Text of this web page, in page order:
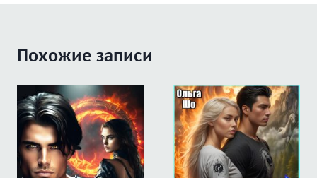
Похожие записи